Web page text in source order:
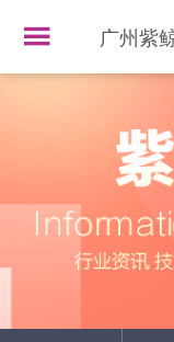
广州紫